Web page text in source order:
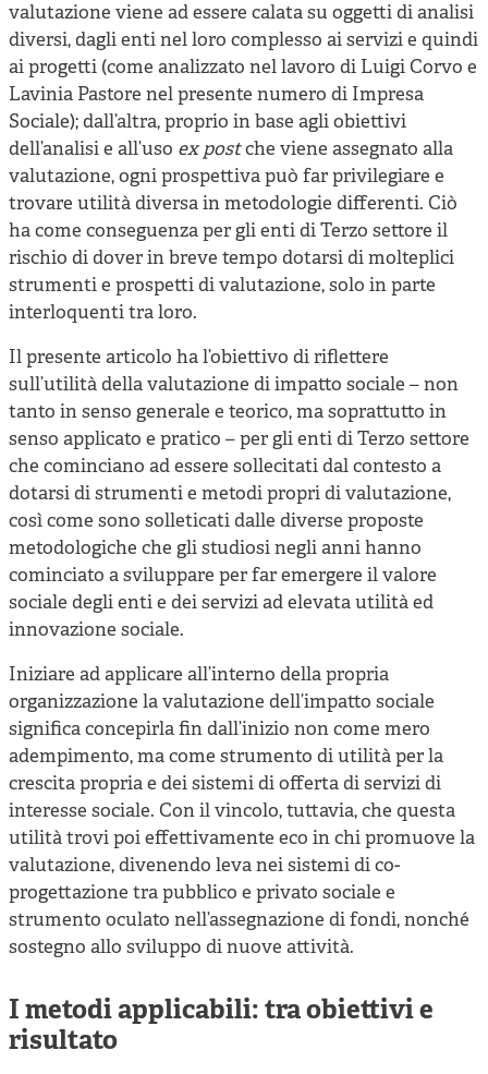
valutazione viene ad essere calata su oggetti di analisi
diversi, dagli enti nel loro complesso ai servizi e quindi
ai progetti (come analizzato nel lavoro di Luigi Corvo e
Lavinia Pastore nel presente numero di Impresa
Sociale); dall’altra, proprio in base agli obiettivi
dell’analisi e all’uso ex postche viene assegnato alla
valutazione, ogni prospettiva può far privilegiare e
trovare utilità diversa in metodologie differenti. Ciò
ha come conseguenza per gli enti di Terzo settore il
rischio di dover in breve tempo dotarsi di molteplici
strumenti e prospetti di valutazione, solo in parte
interloquenti tra loro.
Il presente articolo ha l’obiettivo di riflettere
sull’utilità della valutazione di impatto sociale – non
tanto in senso generale e teorico, ma soprattutto in
senso applicato e pratico – per gli enti di Terzo settore
che cominciano ad essere sollecitati dal contesto a
dotarsi di strumenti e metodi propri di valutazione,
così come sono solleticati dalle diverse proposte
metodologiche che gli studiosi negli anni hanno
cominciato a sviluppare per far emergere il valore
sociale degli enti e dei servizi ad elevata utilità ed
innovazione sociale.
Iniziare ad applicare all’interno della propria
organizzazione la valutazione dell’impatto sociale
significa concepirla fin dall’inizio non come mero
adempimento, ma come strumento di utilità per la
crescita propria e dei sistemi di offerta di servizi di
interesse sociale. Con il vincolo, tuttavia, che questa
utilità trovi poi effettivamente eco in chi promuove la
valutazione, divenendo leva nei sistemi di co-
progettazione tra pubblico e privato sociale e
strumento oculato nell’assegnazione di fondi, nonché
sostegno allo sviluppo di nuove attività.
I metodi applicabili: tra obiettivi e
risultato